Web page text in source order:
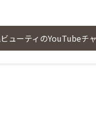
ューティのYouTubeチ